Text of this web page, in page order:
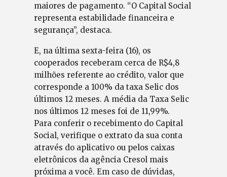
maiores de pagamento. “O Capital Social
representa estabilidade financeira e
segurança”, destaca.
E, na última sexta-feira (16), os
cooperados receberam cerca de R$4,8
milhões referente ao crédito, valor que
corresponde a 100% da taxa Selic dos
últimos 12 meses. A média da Taxa Selic
nos últimos 12 meses foi de 11,99%.
Para conferir o recebimento do Capital
Social, verifique o extrato da sua conta
através do aplicativo ou pelos caixas
eletrônicos da agência Cresol mais
próxima a você. Em caso de dúvidas,